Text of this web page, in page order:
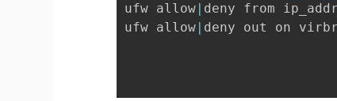
ufw allow | deny from
ufw allow | deny out on